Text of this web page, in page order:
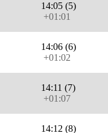
14:05 (5)
+01:01
14:06 (6)
+01:02
14:11 (7)
+01:07
14:12 (8)